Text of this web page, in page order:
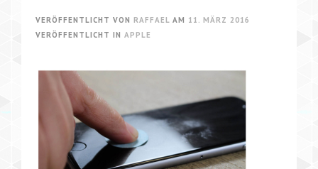
VERÖFFENTLICHT VON RAFFAEL AM 11. MÄRZ 2016
VERÖFFENTLICHT IN APPLE